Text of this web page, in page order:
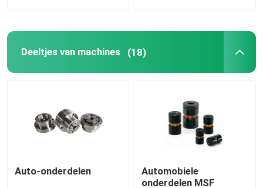
Deeltjes van machines (18)
Auto-onderdelen
Automobiele
onderdelen MSF